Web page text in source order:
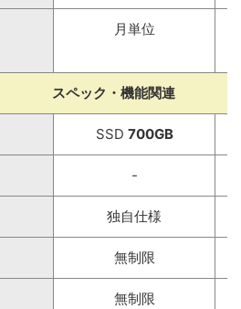
月単位
スペック・機能関連
SSD 700GB
-
独自仕様
無制限
無制限